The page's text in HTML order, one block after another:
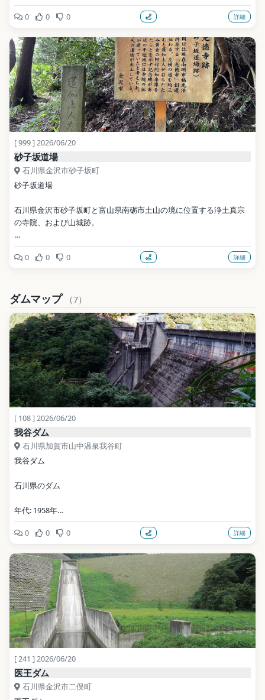
Commons）
地点データ: Wikidata (CC0)
0 0 0 詳細
[ 999 ] 2026/06/20
砂子坂道場
石川県金沢市砂子坂町
砂子坂道場
石川県金沢市砂子坂町と富山県南砺市土山の境に位置する浄土真宗
の寺院、および山城跡。
写真: Koshinami / CC0（Wikimedia Commons）
地点データ: Wikidata (CC0)
0 0 0 詳細
ダムマップ （7）
[ 108 ] 2026/06/20
我谷ダム
石川県加賀市山中温泉我谷町
我谷ダム
石川県のダム
年代: 1958年
写真: 藤谷良秀 / CC BY-SA 3.0（Wikimedia Commons）
地点データ: Wikidata (CC0)
0 0 0 詳細
[ 241 ] 2026/06/20
医王ダム
石川県金沢市二俣町